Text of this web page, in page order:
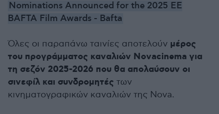
Nominations Announced for the 2025 EE
BAFTA Film Awards - Bafta
Όλες οι παραπάνω ταινίες αποτελούν μέρος
του προγράμματος καναλιών Novacinema για
τη σεζόν 2025-2026 που θα απολαύσουν οι
σινεφίλ και συνδρομητές των
κινηματογραφικών καναλιών της Nova.